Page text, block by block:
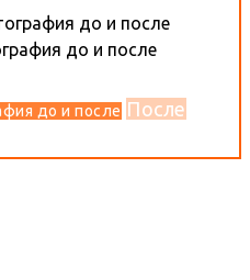
до и после После